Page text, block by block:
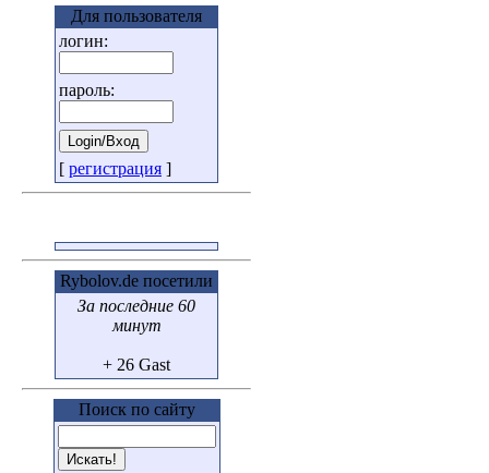
Для пользователя
логин:
пароль:
[ регистрация ]
Rybolov.de посетили
За последние 60
минут
+ 26 Gast
Поиск по сайту